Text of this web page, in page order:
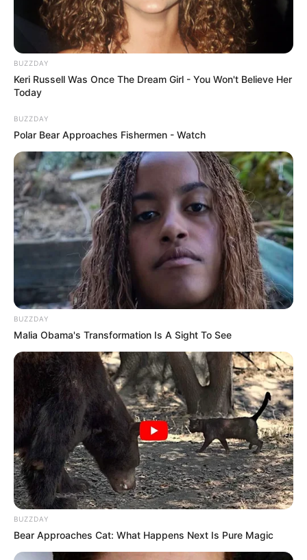
BUZZDAY
Keri Russell Was Once The Dream Girl - You Won't Believe Her
Today
BUZZDAY
Polar Bear Approaches Fishermen - Watch
BUZZDAY
Malia Obama's Transformation Is A Sight To See
BUZZDAY
Bear Approaches Cat: What Happens Next Is Pure Magic